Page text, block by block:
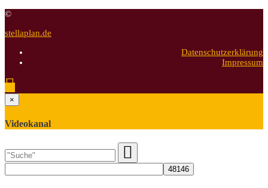
©
stellaplan.de
Datenschutzerklärung
Impressum
×
Videokanal